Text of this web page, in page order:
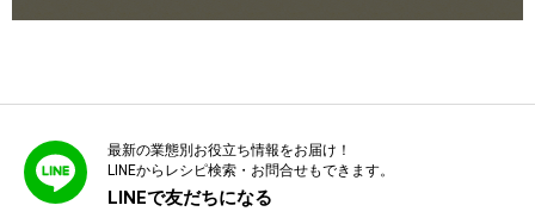
最新の業態別お役立ち情報をお届け！
LINEからレシピ検索・お問合せもできます。
LINEで友だちになる